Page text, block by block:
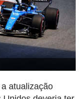
atualização